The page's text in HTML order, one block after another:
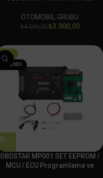
OTOMOBİL GRUBU
₺4.000,00 ₺3.000,00
-10%
TÜKENDI
OBDSTAR MP001 SET EEPROM /
MCU / ECU Programlama ve